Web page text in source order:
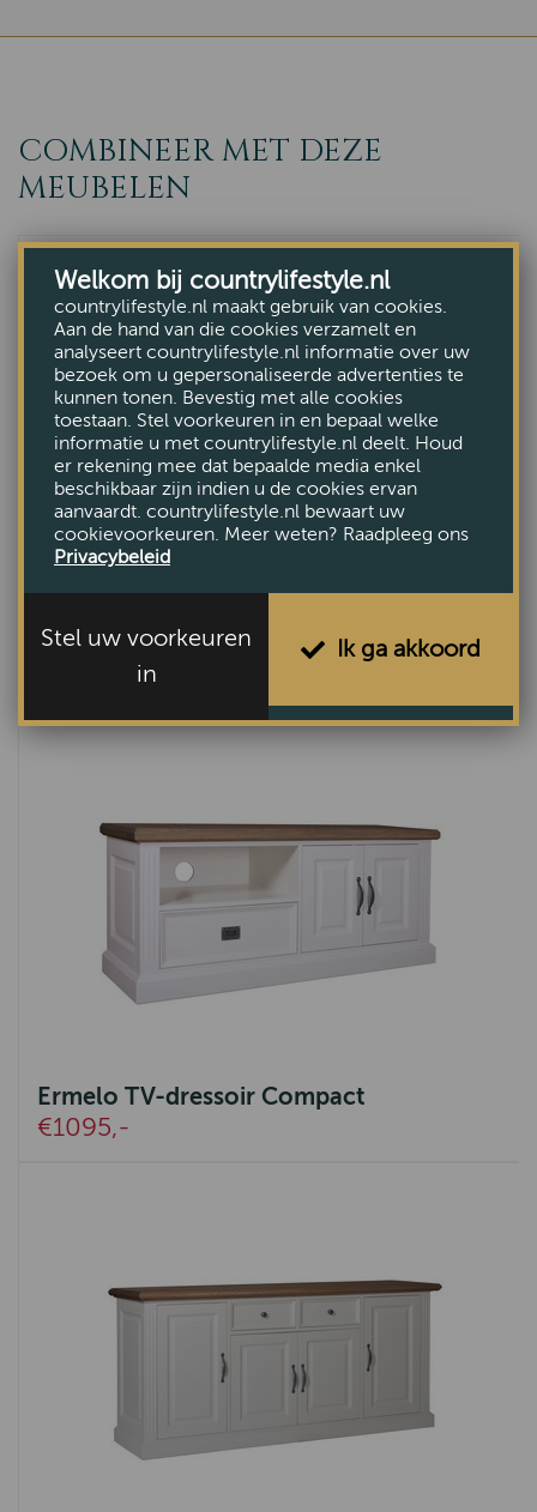
COMBINEER MET DEZE
MEUBELEN
Ermelo dressoir 122cm
Ermelo TV-dressoir Compact
€1095,-
Welkom bij countrylifestyle.nl
countrylifestyle.nl maakt gebruik van cookies.
Aan de hand van die cookies verzamelt en
analyseert countrylifestyle.nl informatie over uw
bezoek om u gepersonaliseerde advertenties te
kunnen tonen. Bevestig met alle cookies
toestaan. Stel voorkeuren in en bepaal welke
informatie u met countrylifestyle.nl deelt. Houd
er rekening mee dat bepaalde media enkel
beschikbaar zijn indien u de cookies ervan
aanvaardt. countrylifestyle.nl bewaart uw
cookievoorkeuren. Meer weten? Raadpleeg ons
Privacybeleid
Stel uw voorkeuren
in
Ik ga akkoord